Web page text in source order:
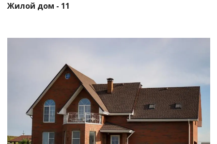
Жилой дом - 11
Смотреть проект